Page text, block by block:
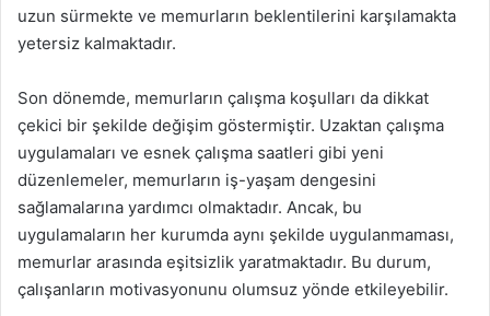
uzun sürmekte ve memurların beklentilerini karşılamakta
yetersiz kalmaktadır.
Son dönemde, memurların çalışma koşulları da dikkat
çekici bir şekilde değişim göstermiştir. Uzaktan çalışma
uygulamaları ve esnek çalışma saatleri gibi yeni
düzenlemeler, memurların iş-yaşam dengesini
sağlamalarına yardımcı olmaktadır. Ancak, bu
uygulamaların her kurumda aynı şekilde uygulanmaması,
memurlar arasında eşitsizlik yaratmaktadır. Bu durum,
çalışanların motivasyonunu olumsuz yönde etkileyebilir.